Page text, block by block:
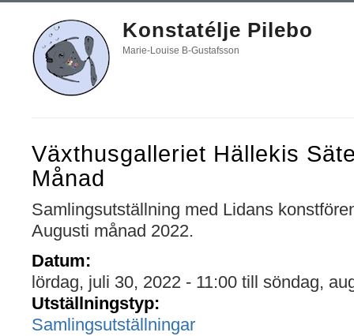
Konstatélje Pilebo
Marie-Louise B-Gustafsson
Växthusgalleriet Hällekis
Månad
Samlingsutställning med Lidans
Augusti månad 2022.
Datum:
lördag, juli 30, 2022 - 11:00 till söndag,
Utställningstyp:
Samlingsutställningar